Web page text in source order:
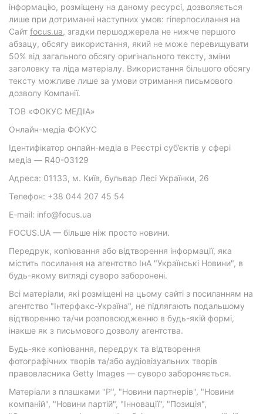
інформацію, розміщену на даному ресурсі, дозволяється
лише при дотриманні наступних умов: гіперпосилання на
Cайт focus.ua, згадки першоджерела не нижче першого
абзацу, обсягу використання, який не може перевищувати
50% від загального обсягу оригінального тексту, зміни
заголовку та ліда матеріалу. Використання більшого обсягу
тексту можливе лише за умови отримання письмового
дозволу Компанії.
ТОВ «ФОКУС МЕДІА»
Онлайн-медіа ФОКУС
Ідентифікатор онлайн-медіа в Реєстрі суб’єктів у сфері
медіа — R40-03129
Адреса: 01133, м. Київ, бульвар Лесі Українки, 26
Телефон: +38 044 207 45 54
E-mail: info@focus.ua
FOCUS.UA — більше ніж просто новини.
Передрук, копіювання або відтворення інформації, яка
містить посилання на агентство ІнА "Українські Новини", в
будь-якому вигляді суворо заборонені.
Всі матеріали, які розміщені на цьому сайті з посиланням на
агентство "Інтерфакс-Україна", не підлягають подальшому
відтворенню та/чи розповсюдженню в будь-якій формі,
інакше як з письмового дозволу агентства.
Будь-яке копіювання, передрук та відтворення
фотографічних творів та/або аудіовізуальних творів
правовласника Getty Images — суворо забороняється.
Матеріали з плашками "Р", "Новини партнерів", "Новини
компаній", "Новини партій", "Інновації", "Позиція",